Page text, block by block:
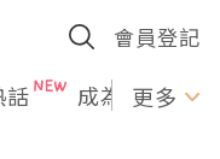
會員登記
話 成為U更多